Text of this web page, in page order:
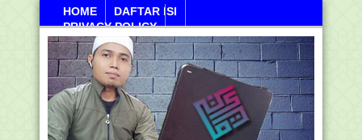
HOME
DAFTAR ISI
PRIVACY POLICY
Jumahat, 07 Agustus 2026